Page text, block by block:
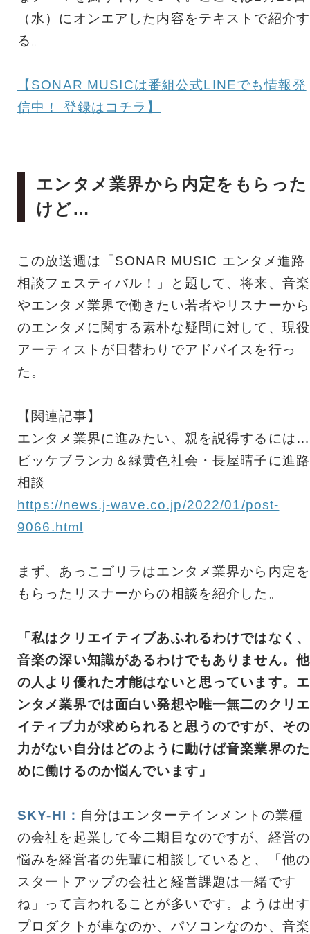
（水）にオンエアした内容をテキストで紹介す
る。
【SONAR MUSICは番組公式LINEでも情報発
信中！ 登録はコチラ】
エンタメ業界から内定をもらった
けど…
この放送週は「SONAR MUSIC エンタメ進路
相談フェスティバル！」と題して、将来、音楽
やエンタメ業界で働きたい若者やリスナーから
のエンタメに関する素朴な疑問に対して、現役
アーティストが日替わりでアドバイスを行っ
た。
【関連記事】
エンタメ業界に進みたい、親を説得するには…
ビッケブランカ＆緑黄色社会・長屋晴子に進路
相談
https://news.j-wave.co.jp/2022/01/post-
9066.html
まず、あっこゴリラはエンタメ業界から内定を
もらったリスナーからの相談を紹介した。
「私はクリエイティブあふれるわけではなく、
音楽の深い知識があるわけでもありません。他
の人より優れた才能はないと思っています。エ
ンタメ業界では面白い発想や唯一無二のクリエ
イティブ力が求められると思うのですが、その
力がない自分はどのように動けば音楽業界のた
めに働けるのか悩んでいます」
SKY-HI： 自分はエンターテインメントの業種
の会社を起業して今二期目なのですが、経営の
悩みを経営者の先輩に相談していると、「他の
スタートアップの会社と経営課題は一緒です
ね」って言われることが多いです。ようは出す
プロダクトが車なのか、パソコンなのか、音楽